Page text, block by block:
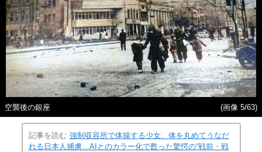
空襲後の銀座 (画像 5/63)
記事を読む 強制収容所で体操する少女、体を丸めてうなだ
れる日本人捕虜…AIとのカラー化で甦った驚愕の“戦前・戦